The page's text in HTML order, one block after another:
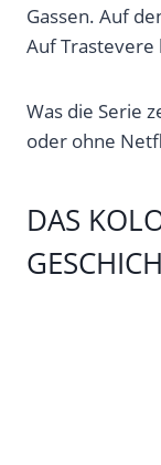
Gassen. Auf
Auf Trastevere
Was die Serie
oder ohne
DAS